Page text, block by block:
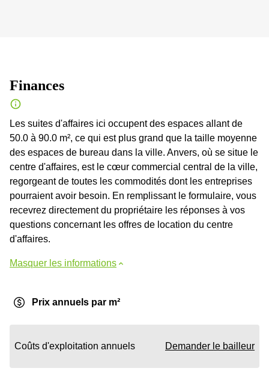
Finances
Les suites d'affaires ici occupent des espaces allant de
50.0 à 90.0 m², ce qui est plus grand que la taille moyenne
des espaces de bureau dans la ville. Anvers, où se situe le
centre d'affaires, est le cœur commercial central de la ville,
regorgeant de toutes les commodités dont les entreprises
pourraient avoir besoin. En remplissant le formulaire, vous
recevrez directement du propriétaire les réponses à vos
questions concernant les offres de location du centre
d'affaires.
Masquer les informations
Prix annuels par m²
Coûts d'exploitation annuels Demander le bailleur